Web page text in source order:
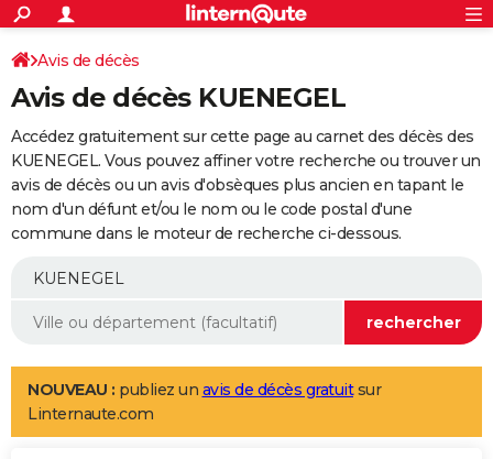
ACTUALITÉS
Politique
Société
Faits Divers
Education
Monde
Villes
+
SPORT
Coupe du monde 2026
Football
Tennis
Cyclisme
Rugby
Forum
Programme TV
TNT
Streaming
Cinéma
Sorties cinéma
Musique
+
FINANCE
Retraite
Epargne
Immobilier
Risques naturels par ville
Banque
Assurance
AUTO
Essais
Réserver un essai
Citadines
Berlines
SUV
Forum auto
+
Mobiles
Meilleur smartphone
Internet
Ordinateurs
Jeux vidéo
Guide high-tech
Aménagement intérieur
LIFESTYLE
Art de vivre
Bien-être
Loisirs
Mode
Modes de vie
Avis de décès
Avis de décès KUENEGEL
Accédez gratuitement sur cette page au carnet des décès des
KUENEGEL. Vous pouvez affiner votre recherche ou trouver un
avis de décès ou un avis d'obsèques plus ancien en tapant le
nom d'un défunt et/ou le nom ou le code postal d'une
commune dans le moteur de recherche ci-dessous.
NOUVEAU : publiez un avis de décès gratuitsur
Linternaute.com